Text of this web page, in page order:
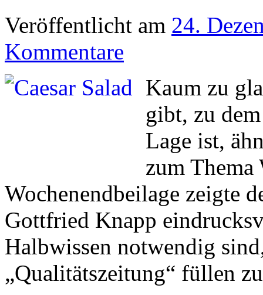
Veröffentlicht am 24.
Kommentare
Kaum zu
gibt, zu
Lage ist,
zum Thema
Wochenendbeilage zeigte
Gottfried Knapp
Halbwissen notwendig
„Qualitätszeitung“ füllen